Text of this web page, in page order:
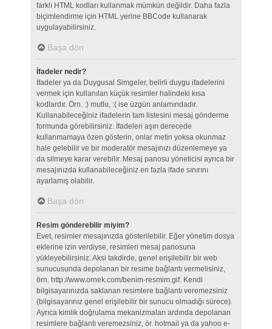
farklı HTML kodları kullanmak mümkün değildir. Daha fazla
biçimlendirme için HTML yerine BBCode kullanarak
uygulayabilirsiniz.
Başa dön
İfadeler nedir?
İfadeler ya da Duygusal Simgeler, belirli duygu ifadelerini
vermek için kullanılan küçük resimler halindeki kısa
kodlardır. Örn. :) mutlu, :( ise üzgün anlamındadır.
Kullanabileceğiniz ifadelerin tam listesini mesaj gönderme
formunda görebilirsiniz. İfadeleri aşırı derecede
kullanmamaya özen gösterin, onlar metin yoksa okunmaz
hale gelebilir ve bir moderatör mesajınızı düzenlemeye ya
da silmeye karar verebilir. Mesaj panosu yöneticisi ayrıca bir
mesajınızda kullanabileceğiniz en fazla ifade sınırını
ayarlamış olabilir.
Başa dön
Resim gönderebilir miyim?
Evet, resimler mesajınızda gösterilebilir. Eğer yönetim dosya
eklerine izin verdiyse, resimleri mesaj panosuna
yükleyebilirsiniz. Aksi takdirde, genel erişilebilir bir web
sunucusunda depolanan bir resime bağlantı vermelisiniz,
örn. http://www.ornek.com/benim-resmim.gif. Kendi
bilgisayarınızda saklanan resimlere bağlantı veremezsiniz
(bilgisayarınız genel erişilebilir bir sunucu olmadığı sürece).
Ayrıca kimlik doğrulama mekanizmaları ardında depolanan
resimlere bağlantı veremezsiniz, ör. hotmail ya da yahoo e-